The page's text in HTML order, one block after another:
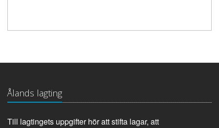
Ålands lagting
Till lagtingets uppgifter hör att stifta lagar, att